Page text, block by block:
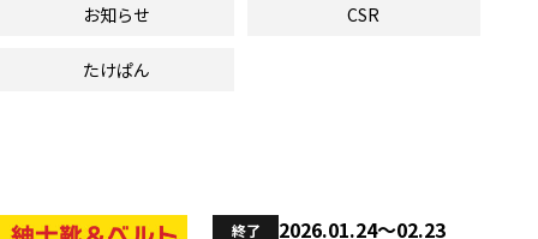
お知らせ CSR
たけぱん
終了 2026.01.24～02.23